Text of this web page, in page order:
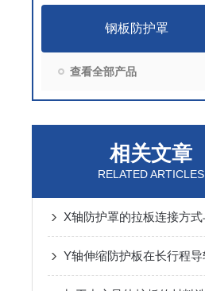
钢板防护罩
查看全部产品
相关文章
RELATED ARTICLES